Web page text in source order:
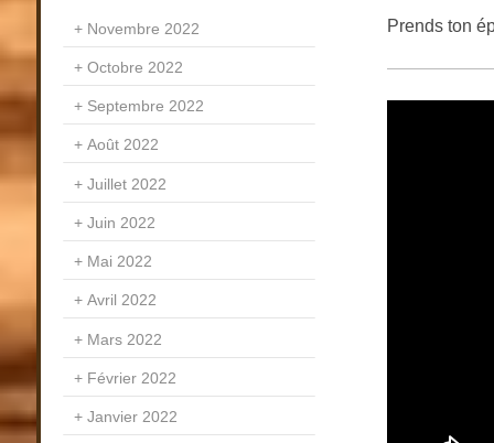
Prends ton
Novembre 2022
Octobre 2022
Septembre 2022
Août 2022
Juillet 2022
Juin 2022
Mai 2022
Avril 2022
Mars 2022
Février 2022
Janvier 2022